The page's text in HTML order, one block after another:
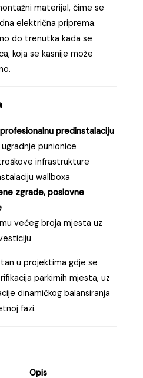
materijal, čime se
električna priprema.
do trenutka kada se
koja se kasnije može
predinstalaciju
punionice
infrastrukture
wallboxa
zgrade, poslovne
većeg broja mjesta uz
u projektima gdje se
parkirnih mjesta, uz
dinamičkog balansiranja
fazi.
Opis